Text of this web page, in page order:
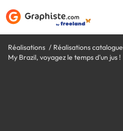
Réalisations
Réalisations catalogue
My Brazil, voyagez le temps d'un jus !